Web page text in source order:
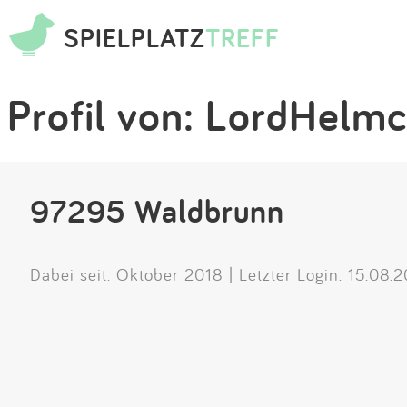
SPIELPLATZTREFF
Profil von:
97295 Waldbrunn
Dabei seit: Oktober 2018 | Letzter Login: